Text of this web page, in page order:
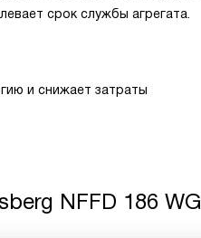
срок службы агрегата.
и снижает затраты
NFFD 186 WG